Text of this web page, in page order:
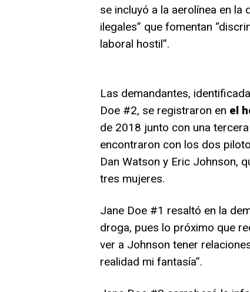
se incluyó a la aerolínea en
ilegales” que fomentan
laboral hostil”.
Las demandantes,
Doe #2, se registraron en el
de 2018 junto con una
encontraron con los dos
Dan Watson y Eric Johnson,
tres mujeres.
Jane Doe #1 resaltó en la
droga, pues lo próximo que
ver a Johnson tener
realidad mi fantasía”.